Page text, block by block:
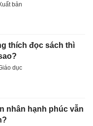
bản
thích đọc sách thì
dục
nhân hạnh phúc vẫn